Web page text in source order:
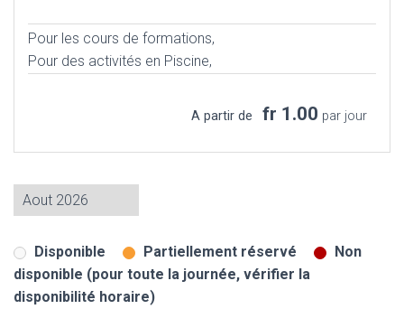
Pour les cours de formations,
Pour des activités en Piscine,
A partir de fr 1.00 par jour
Disponible Partiellement réservé
Non
disponible (pour toute la journée, vérifier la
disponibilité horaire)